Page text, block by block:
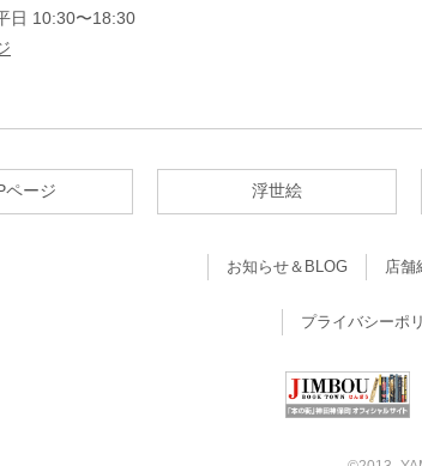
日 10:30〜18:30
ページ 浮世絵
お知らせ＆BLOG 店舗
プライバシーポ